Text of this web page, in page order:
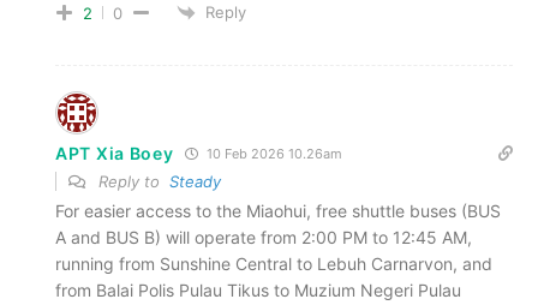
2 0 Reply
APT Xia Boey 10 Feb 2026 10.26am
Reply to Steady
For easier access to the Miaohui, free shuttle buses (BUS
A and BUS B) will operate from 2:00 PM to 12:45 AM,
running from Sunshine Central to Lebuh Carnarvon, and
from Balai Polis Pulau Tikus to Muzium Negeri Pulau